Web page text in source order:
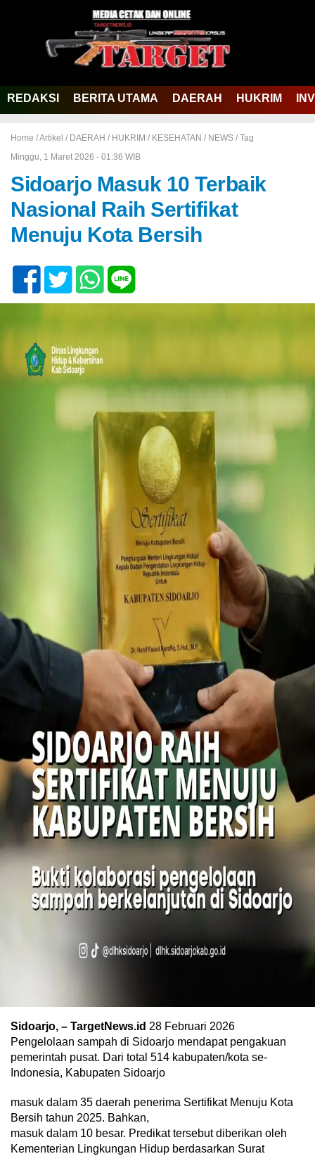
REDAKSI BERITA UTAMA DAERAH HUKRIM
Home /Artikel / DAERAH / HUKRIM / KESEHATAN / NEWS / Tag
Minggu, 1 Maret 2026 - 01:36 WIB
Sidoarjo Masuk 10 Terbaik
Nasional Raih Sertifikat
Menuju Kota Bersih
Sidoarjo, – TargetNews.id 28 Februari 2026
Pengelolaan sampah di Sidoarjo mendapat pengakuan
pemerintah pusat. Dari total 514 kabupaten/kota se-
Indonesia, Kabupaten Sidoarjo
masuk dalam 35 daerah penerima Sertifikat Menuju Kota
Bersih tahun 2025. Bahkan,
masuk dalam 10 besar. Predikat tersebut diberikan oleh
Kementerian Lingkungan Hidup berdasarkan Surat